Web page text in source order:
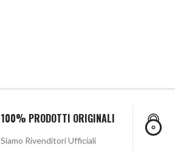
100% PRODOTTI ORIGINALI
Siamo Rivenditori Ufficiali